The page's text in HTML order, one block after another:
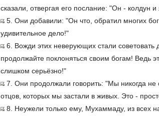
сказали, отвергая его послание: "Он - колдун
5. Они добавили: "Он что, обратил многих
удивительное дело!"
6. Вожди этих неверующих стали советовать
продолжайте поклоняться своим богам! Ведь
слишком серьёзно!"
7. Они продолжали говорить: "Мы никогда
отцов, которых мы застали в живых. Это -
8. Неужели только ему, Мухаммаду, из всех